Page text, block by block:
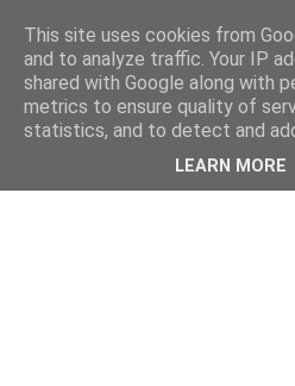
This site uses cookies from
and to analyze traffic. Your IP
shared with Google along with
metrics to ensure quality of
statistics, and to detect and
LEARN MORE